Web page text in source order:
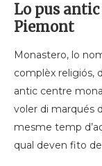
Lo pus
Piemont
Monastero, lo
complèx religiós,
antic centre
voler di marqués
mesme temp
qual deven fito